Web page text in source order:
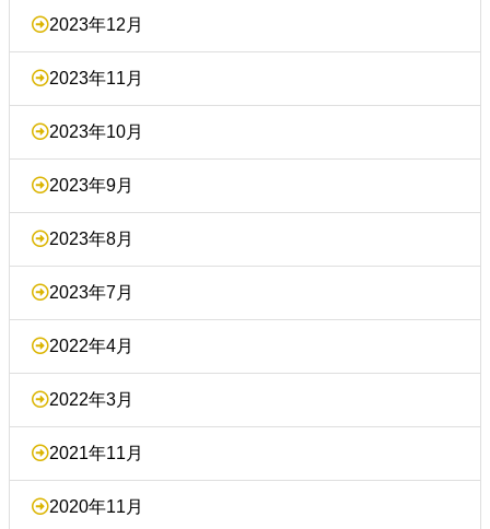
2023年12月
2023年11月
2023年10月
2023年9月
2023年8月
2023年7月
2022年4月
2022年3月
2021年11月
2020年11月